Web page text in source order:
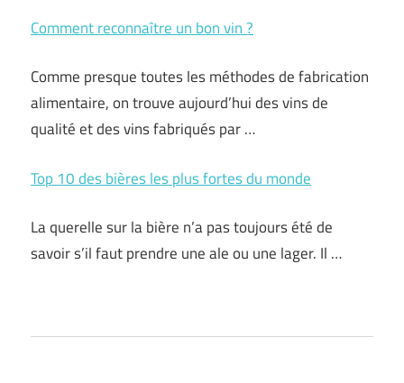
Comment reconnaître un bon vin ?
Comme presque toutes les méthodes de fabrication
alimentaire, on trouve aujourd’hui des vins de
qualité et des vins fabriqués par …
Top 10 des bières les plus fortes du monde
La querelle sur la bière n’a pas toujours été de
savoir s’il faut prendre une ale ou une lager. Il …